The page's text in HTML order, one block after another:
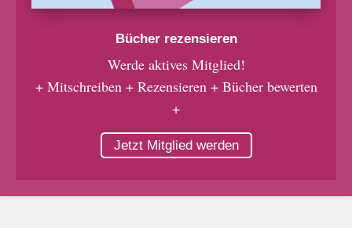
Bücher rezensieren
Werde aktives Mitglied!
+ Mitschreiben + Rezensieren + Bücher bewerten
+
Jetzt Mitglied werden